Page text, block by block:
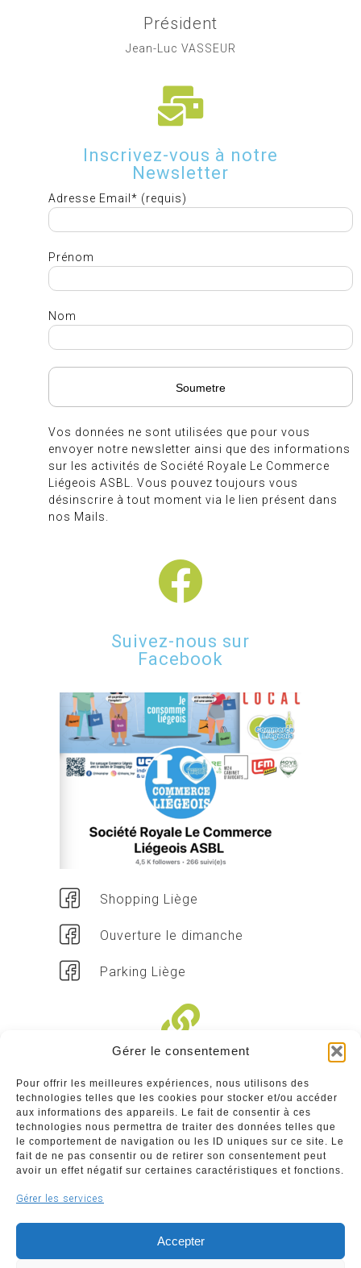
Gérer le consentement
Pour offrir les meilleures expériences, nous utilisons des
technologies telles que les cookies pour stocker et/ou accéder
aux informations des appareils. Le fait de consentir à ces
technologies nous permettra de traiter des données telles que
le comportement de navigation ou les ID uniques sur ce site. Le
fait de ne pas consentir ou de retirer son consentement peut
avoir un effet négatif sur certaines caractéristiques et fonctions.
Gérer les services
Accepter
Président
Jean-Luc VASSEUR
Inscrivez-vous à notre
Newsletter
Adresse Email* (requis)
Prénom
Nom
Vos données ne sont utilisées que pour vous
envoyer notre newsletter ainsi que des informations
sur les activités de Société Royale Le Commerce
Liégeois ASBL. Vous pouvez toujours vous
désinscrire à tout moment via le lien présent dans
nos Mails.
Suivez-nous sur
Facebook
Shopping Liège
Ouverture le dimanche
Parking Liège
Commerçants
Annuaire des commerçants : insérez gratuitement
votre activité dans notre annuaire sur notre site ci-
dessous